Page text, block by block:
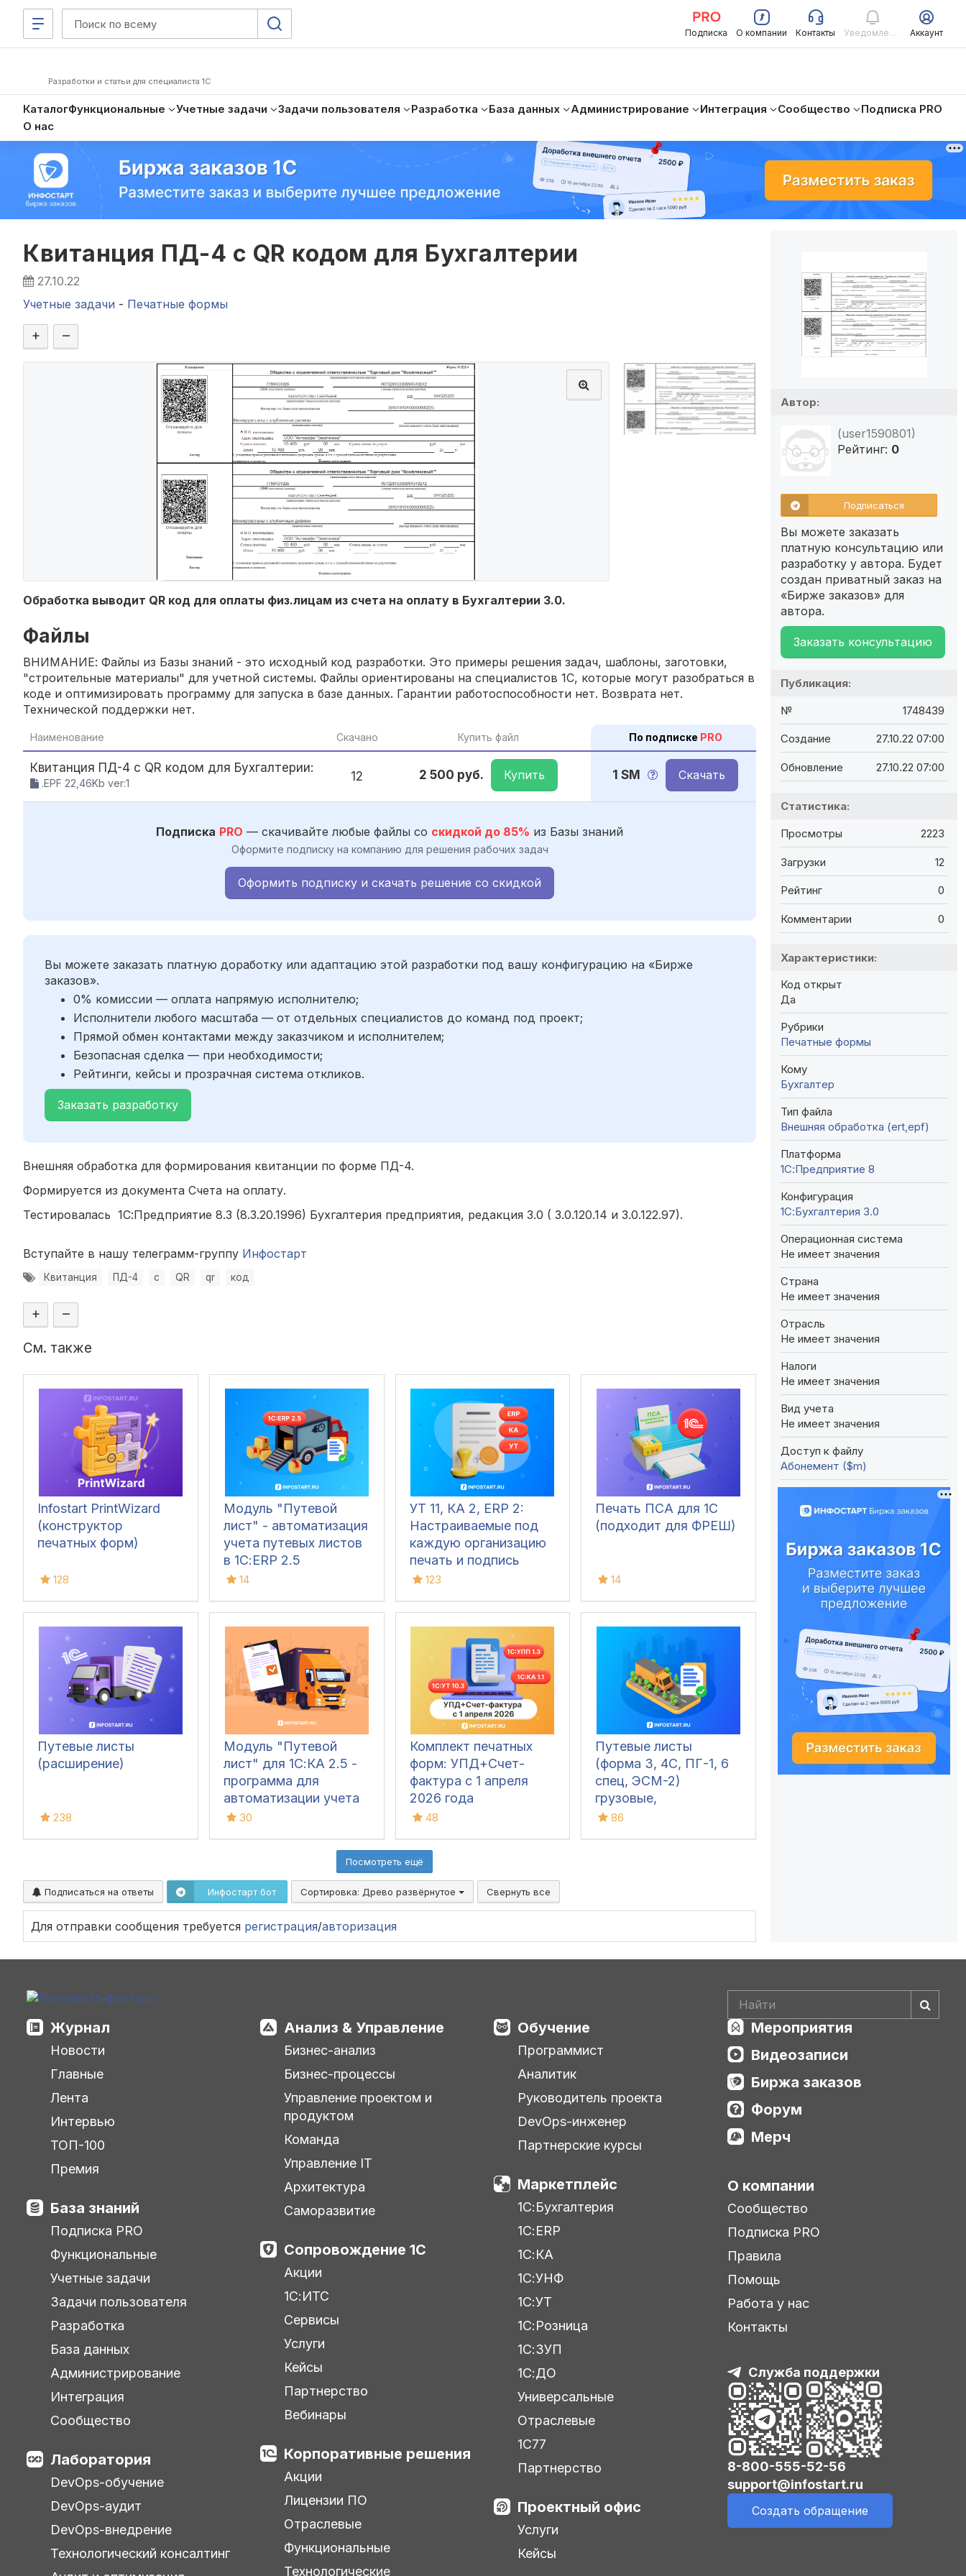
Подписка О компании Контакты Уведомления Аккаунт
Разработки и статьи для специалиста 1С
КаталогФункциональные Учетные задачи Задачи пользователя Разработка База данных Администрирование Интеграция Сообщество
Подписка PRO
О нас
Квитанция ПД-4 с QR кодом для Бухгалтерии
27.10.22
Учетные задачи - Печатные формы
+ –
Обработка выводит QR код для оплаты физ.лицам из счета на оплату в Бухгалтерии 3.0.
Файлы
ВНИМАНИЕ: Файлы из Базы знаний - это исходный код разработки. Это примеры решения задач, шаблоны, заготовки,
"строительные материалы" для учетной системы. Файлы ориентированы на специалистов 1С, которые могут разобраться в
коде и оптимизировать программу для запуска в базе данных. Гарантии работоспособности нет. Возврата нет.
Технической поддержки нет.
Наименование Скачано Купить файл По подписке PRO
Квитанция ПД-4 с QR кодом для Бухгалтерии:
.EPF 22,46Kb ver:1 12 2 500 руб. Купить 1 SM Скачать
Подписка PRO — скачивайте любые файлы со скидкой до 85% из Базы знаний
Оформите подписку на компанию для решения рабочих задач
Оформить подписку и скачать решение со скидкой
Вы можете заказать платную доработку или адаптацию этой разработки под вашу конфигурацию на «Бирже
заказов».
0% комиссии — оплата напрямую исполнителю;
Исполнители любого масштаба — от отдельных специалистов до команд под проект;
Прямой обмен контактами между заказчиком и исполнителем;
Безопасная сделка — при необходимости;
Рейтинги, кейсы и прозрачная система откликов.
Заказать разработку
Внешняя обработка для формирования квитанции по форме ПД-4.
Формируется из документа Счета на оплату.
Тестировалась 1С:Предприятие 8.3 (8.3.20.1996) Бухгалтерия предприятия, редакция 3.0 ( 3.0.120.14 и 3.0.122.97).
Вступайте в нашу телеграмм-группу Инфостарт
Квитанция ПД-4 с QR qr код
+ –
См. также
Infostart PrintWizard
(конструктор
печатных форм)
128
Модуль "Путевой
лист" - автоматизация
учета путевых листов
в 1С:ERP 2.5
14
УТ 11, КА 2, ERP 2:
Настраиваемые под
каждую организацию
печать и подпись
ответственных лиц в
(ТОРГ-12, Счёт-
фактура, УПД, УКД,
Заказ клиента, Акт
сверки, М-15 и др.)
123
Печать ПСА для 1С
(подходит для ФРЕШ)
14
Путевые листы
(расширение)
238
Модуль "Путевой
лист" для 1С:КА 2.5 -
программа для
автоматизации учета
путевых листов в 1С
30
Комплект печатных
форм: УПД+Счет-
фактура с 1 апреля
2026 года
48
Путевые листы
(форма 3, 4С, ПГ-1, 6
спец, ЭСМ-2)
грузовые,
строительные,
86
Посмотреть ещё
Подписаться на ответы Инфостарт бот Сортировка: Древо развёрнутое Свернуть все
Для отправки сообщения требуется регистрация/авторизация
Автор:
(user1590801)
Рейтинг: 0
Подписаться
Вы можете заказать
платную консультацию или
разработку у автора. Будет
создан приватный заказ на
«Бирже заказов» для
автора.
Заказать консультацию
Публикация:
№ 1748439
Создание 27.10.22 07:00
Обновление 27.10.22 07:00
Статистика:
Просмотры 2223
Загрузки 12
Рейтинг 0
Комментарии 0
Характеристики:
Код открыт
Да
Рубрики
Печатные формы
Кому
Бухгалтер
Тип файла
Внешняя обработка (ert,epf)
Платформа
1С:Предприятие 8
Конфигурация
1С:Бухгалтерия 3.0
Операционная система
Не имеет значения
Страна
Не имеет значения
Отрасль
Не имеет значения
Налоги
Не имеет значения
Вид учета
Не имеет значения
Доступ к файлу
Абонемент ($m)
Журнал
Новости
Главные
Лента
Интервью
ТОП-100
Премия
База знаний
Подписка PRO
Функциональные
Учетные задачи
Задачи пользователя
Разработка
База данных
Администрирование
Интеграция
Сообщество
Лаборатория
DevOps-обучение
DevOps-аудит
DevOps-внедрение
Технологический консалтинг
Анализ & Управление
Бизнес-анализ
Бизнес-процессы
Управление проектом и
продуктом
Команда
Управление IT
Архитектура
Саморазвитие
Сопровождение 1С
Акции
1С:ИТС
Сервисы
Услуги
Кейсы
Партнерство
Вебинары
Корпоративные решения
Акции
Лицензии ПО
Отраслевые
Функциональные
Технологические
Обучение
Программист
Аналитик
Руководитель проекта
DevOps-инженер
Партнерские курсы
Маркетплейс
1С:Бухгалтерия
1С:ERP
1С:КА
1С:УНФ
1С:УТ
1С:Розница
1С:ЗУП
1С:ДО
Универсальные
Отраслевые
1С77
Партнерство
Проектный офис
Услуги
Кейсы
Мероприятия
Видеозаписи
Биржа заказов
Форум
Мерч
О компании
Сообщество
Подписка PRO
Правила
Помощь
Работа у нас
Контакты
Служба поддержки
8-800-555-52-56
support@infostart.ru
Создать обращение